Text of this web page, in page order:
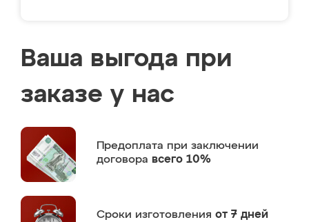
Ваша выгода при
заказе у нас
Предоплата при заключении
договора всего 10%
Сроки изготовления от 7 дней